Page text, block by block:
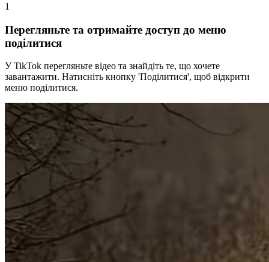
1
Перегляньте та отримайте доступ до меню
поділитися
У TikTok перегляньте відео та знайдіть те, що хочете
завантажити. Натисніть кнопку 'Поділитися', щоб відкрити
меню поділитися.